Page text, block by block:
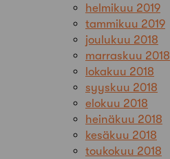
helmikuu 2019
tammikuu 2019
joulukuu 2018
marraskuu 2018
lokakuu 2018
syyskuu 2018
elokuu 2018
heinäkuu 2018
kesäkuu 2018
toukokuu 2018